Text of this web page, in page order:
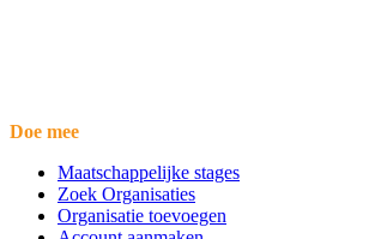
Doe mee
Maatschappelijke stages
Zoek Organisaties
Organisatie toevoegen